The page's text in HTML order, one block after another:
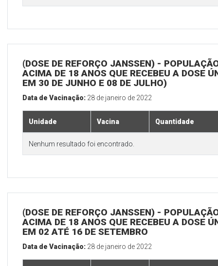
(DOSE DE REFORÇO JANSSEN) -
ACIMA DE 18 ANOS QUE RECEBEU A DOSE
EM 30 DE JUNHO E 08 DE JULHO)
Data de Vacinação: 28 de janeiro de 2022
Unidade Vacina Quantidade
Nenhum resultado foi encontrado.
(DOSE DE REFORÇO JANSSEN) -
ACIMA DE 18 ANOS QUE RECEBEU A DOSE
EM 02 ATÉ 16 DE SETEMBRO
Data de Vacinação: 28 de janeiro de 2022